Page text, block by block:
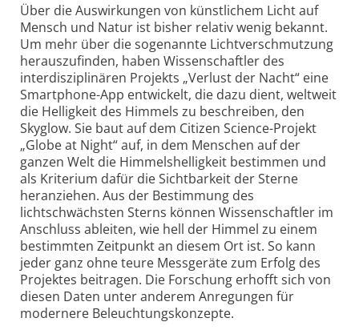
Über die Auswirkungen von künstlichem Licht auf
Mensch und Natur ist bisher relativ wenig bekannt.
Um mehr über die sogenannte Lichtverschmutzung
herauszufinden, haben Wissenschaftler des
interdisziplinären Projekts „Verlust der Nacht“ eine
Smartphone-App entwickelt, die dazu dient, weltweit
die Helligkeit des Himmels zu beschreiben, den
Skyglow. Sie baut auf dem Citizen Science-Projekt
„Globe at Night“ auf, in dem Menschen auf der
ganzen Welt die Himmelshelligkeit bestimmen und
als Kriterium dafür die Sichtbarkeit der Sterne
heranziehen. Aus der Bestimmung des
lichtschwächsten Sterns können Wissenschaftler im
Anschluss ableiten, wie hell der Himmel zu einem
bestimmten Zeitpunkt an diesem Ort ist. So kann
jeder ganz ohne teure Messgeräte zum Erfolg des
Projektes beitragen. Die Forschung erhofft sich von
diesen Daten unter anderem Anregungen für
modernere Beleuchtungskonzepte.